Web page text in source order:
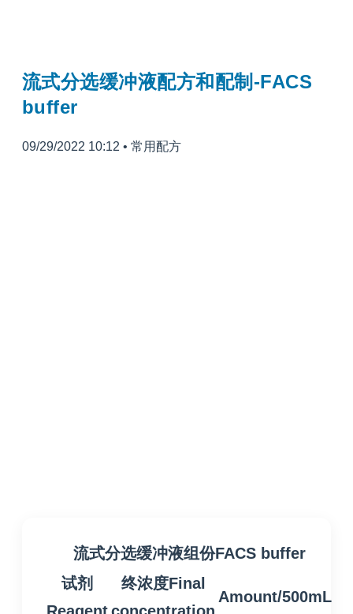
流式分选缓冲液配方和配制-FACS
buffer
09/29/2022 10:12 • 常用配方
流式分选缓冲液组份FACS buffer
试剂
终浓度Final
Amount/500mL